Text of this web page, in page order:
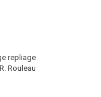
repliage
Rouleau